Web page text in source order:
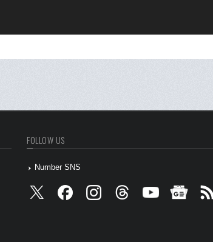
FOLLOW US
Number SNS